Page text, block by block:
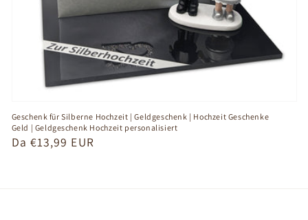
Geschenk für Silberne Hochzeit | Geldgeschenk | Hochzeit Geschenke
Geld | Geldgeschenk Hochzeit personalisiert
Prezzo
Da €13,99 EUR